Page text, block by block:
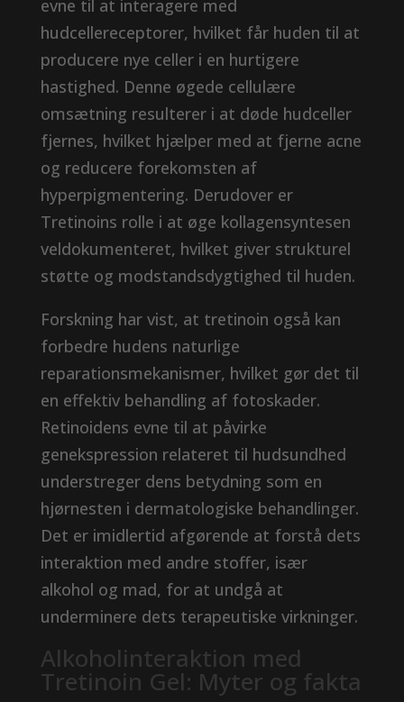
evne til at interagere med
hudcellereceptorer, hvilket får huden til at
producere nye celler i en hurtigere
hastighed. Denne øgede cellulære
omsætning resulterer i at døde hudceller
fjernes, hvilket hjælper med at fjerne acne
og reducere forekomsten af ​​
hyperpigmentering. Derudover er
Tretinoins rolle i at øge kollagensyntesen
veldokumenteret, hvilket giver strukturel
støtte og modstandsdygtighed til huden.
Forskning har vist, at tretinoin også kan
forbedre hudens naturlige
reparationsmekanismer, hvilket gør det til
en effektiv behandling af fotoskader.
Retinoidens evne til at påvirke
genekspression relateret til hudsundhed
understreger dens betydning som en
hjørnesten i dermatologiske behandlinger.
Det er imidlertid afgørende at forstå dets
interaktion med andre stoffer, især
alkohol og mad, for at undgå at
underminere dets terapeutiske virkninger.
Alkoholinteraktion med
Tretinoin Gel: Myter og fakta